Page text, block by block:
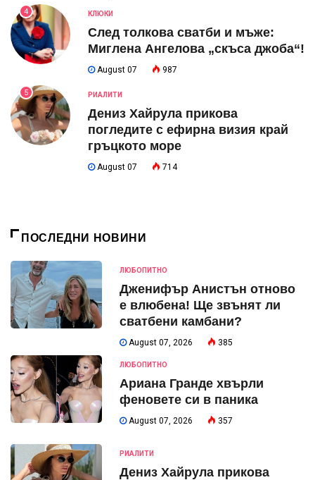
4 КЛЮКИ
След толкова сватби и мъже:
Миглена Ангелова „скъса джоба“!
August 07 987
5 РИАЛИТИ
Дениз Хайрула прикова
погледите с ефирна визия край
гръцкото море
August 07 714
ПОСЛЕДНИ НОВИНИ
ЛЮБОПИТНО
Дженифър Анистън отново
е влюбена! Ще звънят ли
сватбени камбани?
August 07, 2026 385
ЛЮБОПИТНО
Ариана Гранде хвърли
феновете си в паника
August 07, 2026 357
РИАЛИТИ
Дениз Хайрула прикова